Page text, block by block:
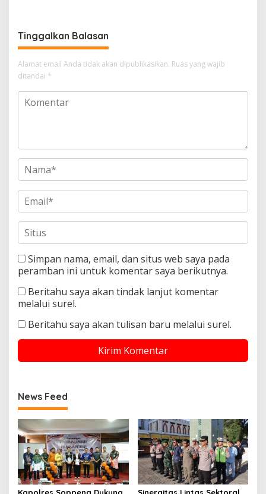
Tinggalkan Balasan
Alamat email Anda tidak akan dipublikasikan. Ruas yang wajib
ditandai *
Simpan nama, email, dan situs web saya pada
peramban ini untuk komentar saya berikutnya.
Beritahu saya akan tindak lanjut komentar
melalui surel.
Beritahu saya akan tulisan baru melalui surel.
News Feed